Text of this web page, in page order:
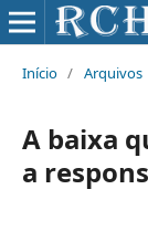
Início / Arquivos
A baixa
a